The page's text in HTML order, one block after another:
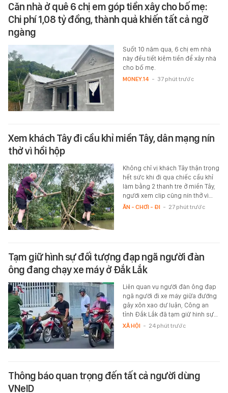
Căn nhà ở quê 6 chị em góp tiền xây cho bố mẹ:
Chi phí 1,08 tỷ đồng, thành quả khiến tất cả ngỡ
ngàng
Suốt 10 năm qua, 6 chị em nhà
này đều tiết kiệm tiền để xây nhà
cho bố mẹ.
MONEY.14 - 37 phút trước
Xem khách Tây đi cầu khỉ miền Tây, dân mạng nín
thở vì hồi hộp
Không chỉ vị khách Tây thận trọng
hết sức khi đi qua chiếc cầu khỉ
làm bằng 2 thanh tre ở miền Tây,
người xem clip cũng nín thở vì…
ĂN - CHƠI - ĐI - 27 phút trước
Tạm giữ hình sự đối tượng đạp ngã người đàn
ông đang chạy xe máy ở Đắk Lắk
Liên quan vụ người đàn ông đạp
ngã người đi xe máy giữa đường
gây xôn xao dư luận, Công an
tỉnh Đắk Lắk đã tạm giữ hình sự…
XÃ HỘI - 24 phút trước
Thông báo quan trọng đến tất cả người dùng
VNeID